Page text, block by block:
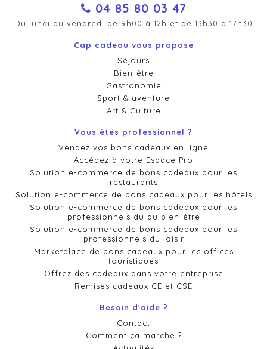
04 85 80 03 47
Du lundi au vendredi de 9h00 à 12h et de 13h30 à 17h30
Cap cadeau vous propose
Séjours
Bien-être
Gastronomie
Sport & aventure
Art & Culture
Vous êtes professionnel ?
Vendez vos bons cadeaux en ligne
Accédez à votre Espace Pro
Solution e-commerce de bons cadeaux pour les
restaurants
Solution e-commerce de bons cadeaux pour les hôtels
Solution e-commerce de bons cadeaux pour les
professionnels du du bien-être
Solution e-commerce de bons cadeaux pour les
professionnels du loisir
Marketplace de bons cadeaux pour les offices
touristiques
Offrez des cadeaux dans votre entreprise
Remises cadeaux CE et CSE
Besoin d'aide ?
Contact
Comment ça marche ?